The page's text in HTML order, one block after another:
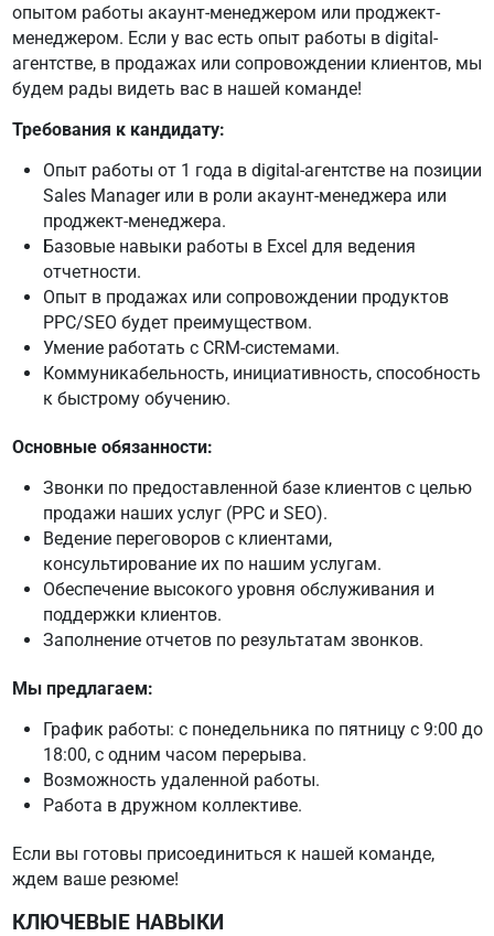
опытом работы акаунт-менеджером или проджект-
менеджером. Если у вас есть опыт работы в digital-
агентстве, в продажах или сопровождении клиентов, мы
будем рады видеть вас в нашей команде!
Требования к кандидату:
Опыт работы от 1 года в digital-агентстве на позиции
Sales Manager или в роли акаунт-менеджера или
проджект-менеджера.
Базовые навыки работы в Excel для ведения
отчетности.
Опыт в продажах или сопровождении продуктов
PPC/SEO будет преимуществом.
Умение работать с CRM-системами.
Коммуникабельность, инициативность, способность
к быстрому обучению.
Основные обязанности:
Звонки по предоставленной базе клиентов с целью
продажи наших услуг (PPC и SEO).
Ведение переговоров с клиентами,
консультирование их по нашим услугам.
Обеспечение высокого уровня обслуживания и
поддержки клиентов.
Заполнение отчетов по результатам звонков.
Мы предлагаем:
График работы: с понедельника по пятницу с 9:00 до
18:00, с одним часом перерыва.
Возможность удаленной работы.
Работа в дружном коллективе.
Если вы готовы присоединиться к нашей команде,
ждем ваше резюме!
КЛЮЧЕВЫЕ НАВЫКИ